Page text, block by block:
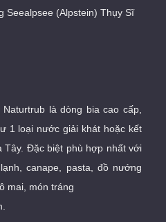
Seealpsee (Alpstein) Thụy Sĩ
Naturtrub là dòng bia cao cấp,
1 loại nước giải khát hoặc kết
Tây. Đặc biệt phù hợp nhất với
canape, pasta, đồ nướng
mai, món tráng